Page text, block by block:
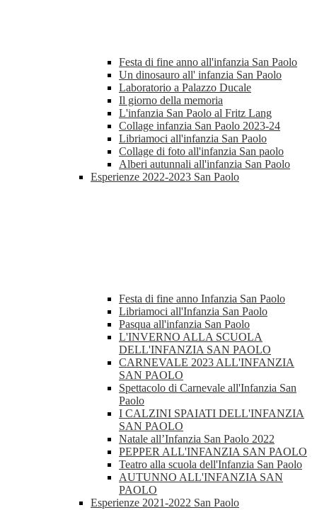
Festa di fine anno all'infanzia San Paolo
Un dinosauro all' infanzia San Paolo
Laboratorio a Palazzo Ducale
Il giorno della memoria
L'infanzia San Paolo al Fritz Lang
Collage infanzia San Paolo 2023-24
Libriamoci all'infanzia San Paolo
Collage di foto all'infanzia San paolo
Alberi autunnali all'infanzia San Paolo
Esperienze 2022-2023 San Paolo
Festa di fine anno Infanzia San Paolo
Libriamoci all'Infanzia San Paolo
Pasqua all'infanzia San Paolo
L'INVERNO ALLA SCUOLA
DELL'INFANZIA SAN PAOLO
CARNEVALE 2023 ALL'INFANZIA
SAN PAOLO
Spettacolo di Carnevale all'Infanzia San
Paolo
I CALZINI SPAIATI DELL'INFANZIA
SAN PAOLO
Natale all’Infanzia San Paolo 2022
PEPPER ALL'INFANZIA SAN PAOLO
Teatro alla scuola dell'Infanzia San Paolo
AUTUNNO ALL'INFANZIA SAN
PAOLO
Esperienze 2021-2022 San Paolo